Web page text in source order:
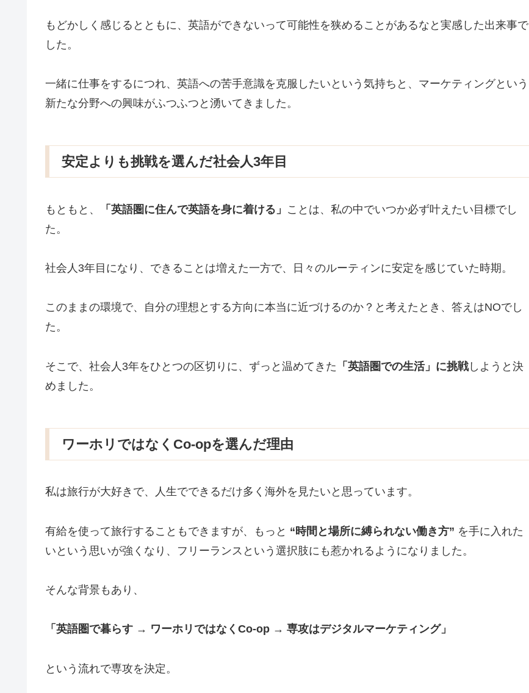
もどかしく感じるとともに、英語ができないって可能性を狭めることがあるなと実感した出来事で
した。
一緒に仕事をするにつれ、英語への苦手意識を克服したいという気持ちと、マーケティングという
新たな分野への興味がふつふつと湧いてきました。
安定よりも挑戦を選んだ社会人3年目
もともと、 「英語圏に住んで英語を身に着ける」 ことは、私の中でいつか必ず叶えたい目標でし
た。
社会人3年目になり、できることは増えた一方で、日々のルーティンに安定を感じていた時期。
このままの環境で、自分の理想とする方向に本当に近づけるのか？と考えたとき、答えはNOでし
た。
そこで、社会人3年をひとつの区切りに、ずっと温めてきた 「英語圏での生活」に挑戦しようと決
めました。
ワーホリではなくCo-opを選んだ理由
私は旅行が大好きで、人生でできるだけ多く海外を見たいと思っています。
有給を使って旅行することもできますが、もっと “時間と場所に縛られない働き方” を手に入れた
いという思いが強くなり、フリーランスという選択肢にも惹かれるようになりました。
そんな背景もあり、
「英語圏で暮らす → ワーホリではなくCo-op → 専攻はデジタルマーケティング」
という流れで専攻を決定。